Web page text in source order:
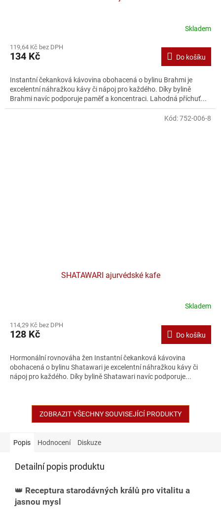
Skladem
119,64 Kč bez DPH
134 Kč Do košíku
Instantní čekanková kávovina obohacená o bylinu Brahmi je
excelentní náhražkou kávy či nápoj pro každého. Díky bylině
Brahmi navíc podporuje paměť a koncentraci. Lahodná příchuť...
SHATAWARI ajurvédské kafe
Skladem
114,29 Kč bez DPH
128 Kč Do košíku
Hormonální rovnováha žen Instantní čekanková kávovina
obohacená o bylinu Shatawari je excelentní náhražkou kávy či
nápoj pro každého. Díky bylině Shatawari navíc podporuje...
Kód:752-006-8
ZOBRAZIT VŠECHNY SOUVISEJÍCÍ PRODUKTY
Popis Hodnocení Diskuze
Detailní popis produktu
👑 Receptura starodávných králů pro vitalitu a
jasnou mysl